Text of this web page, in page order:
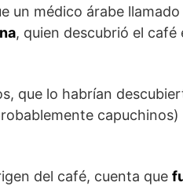
un médico árabe llamado
, quien descubrió el café
que lo habrían
capuchinos)
del café, cuenta que